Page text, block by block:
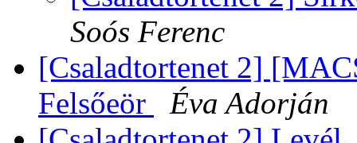
Soós Ferenc
[Csaladtortenet 2]
Felsőeör
Éva Adorján